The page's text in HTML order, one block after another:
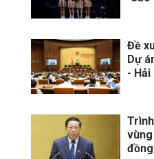
Đề
Dự
- Hải
đồng